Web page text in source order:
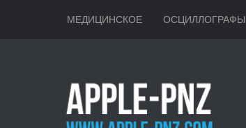
МЕДИЦИНСКОЕ ОСЦИЛЛОГРАФЫ